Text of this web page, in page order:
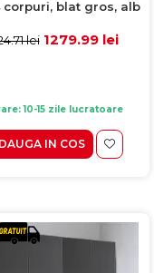
corpuri, blat gros, alb
lei 1279.99 lei
10-15 zile lucratoare
IN COS